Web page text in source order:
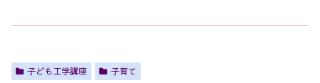
子ども工学講座 子育て